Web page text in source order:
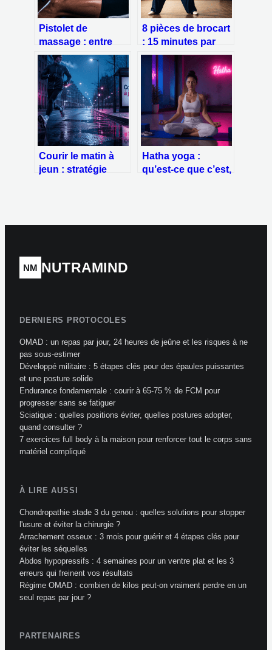
Pistolet de
massage : entre
gain de
récupération et
risque de blessure,
l’avis des kinés
8 pièces de brocart
: 15 minutes par
jour pour libérer
votre énergie et
renforcer votre
santé
Courir le matin à
jeun : stratégie
Hatha yoga :
qu’est-ce que c’est,
NM NUTRAMIND
DERNIERS PROTOCOLES
OMAD : un repas par jour, 24 heures de jeûne et les risques à ne
pas sous-estimer
Développé militaire : 5 étapes clés pour des épaules puissantes
et une posture solide
Endurance fondamentale : courir à 65-75 % de FCM pour
progresser sans se fatiguer
Sciatique : quelles positions éviter, quelles postures adopter,
quand consulter ?
7 exercices full body à la maison pour renforcer tout le corps sans
matériel compliqué
À LIRE AUSSI
Chondropathie stade 3 du genou : quelles solutions pour stopper
l'usure et éviter la chirurgie ?
Arrachement osseux : 3 mois pour guérir et 4 étapes clés pour
éviter les séquelles
Abdos hypopressifs : 4 semaines pour un ventre plat et les 3
erreurs qui freinent vos résultats
Régime OMAD : combien de kilos peut-on vraiment perdre en un
seul repas par jour ?
PARTENAIRES